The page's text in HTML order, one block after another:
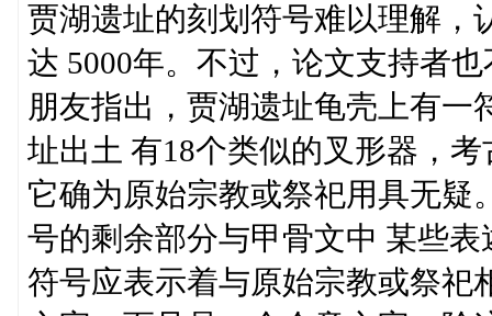
贾湖遗址的刻划符号难以理解，
达 5000年。不过，论文支持者
朋友指出，贾湖遗址龟壳上有一
址出土 有18个类似的叉形器，
它确为原始宗教或祭祀用具无疑
号的剩余部分与甲骨文中 某些
符号应表示着与原始宗教或祭祀